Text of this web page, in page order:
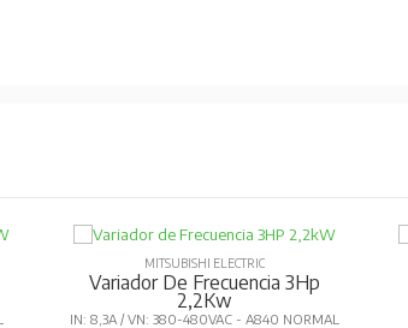
MITSUBISHI ELECTRIC
Variador De Frecuencia 3Hp
2,2Kw
IN: 8,3A / VN: 380-480VAC - A840 NORMAL